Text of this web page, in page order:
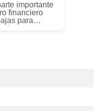
importante
financiero
para
a